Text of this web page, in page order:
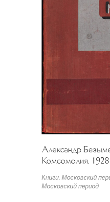
Александр
Комсомолия. 1928
Книги. Московский
Московский период